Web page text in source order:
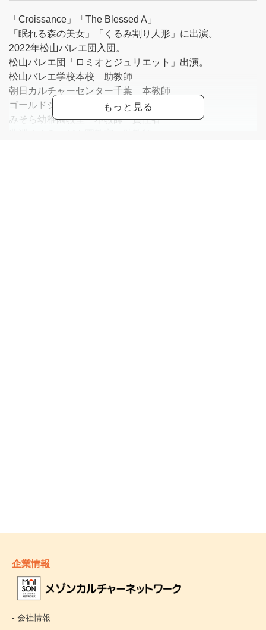
「Croissance」「The Blessed A」
「眠れる森の美女」「くるみ割り人形」に出演。
2022年松山バレエ団入団。
松山バレエ団「ロミオとジュリエット」出演。
松山バレエ学校本校 助教師
朝日カルチャーセンター千葉 本教師
ゴールドジム津田沼千葉 本教師
みそら幼稚園教室 本教師・責任者
企業情報
- 会社情報